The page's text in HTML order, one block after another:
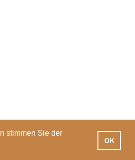
stimmen Sie der
OK